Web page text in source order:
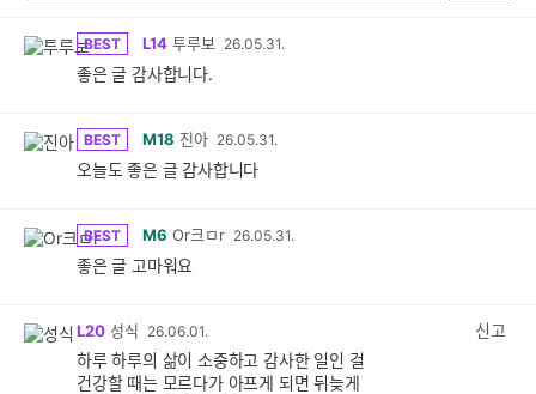
BEST L14 투루보 26.05.31.
좋은 글 감사합니다.
BEST M18 진아 26.05.31.
오늘도 좋은 글 감사합니다
BEST M6 Or크ㅁr 26.05.31.
좋은 글 고마워요
L20 성식 26.06.01.
신고
하루 하루의 삶이 소중하고 감사한 일인 걸
건강할 때는 모르다가 아프게 되면 뒤늦게